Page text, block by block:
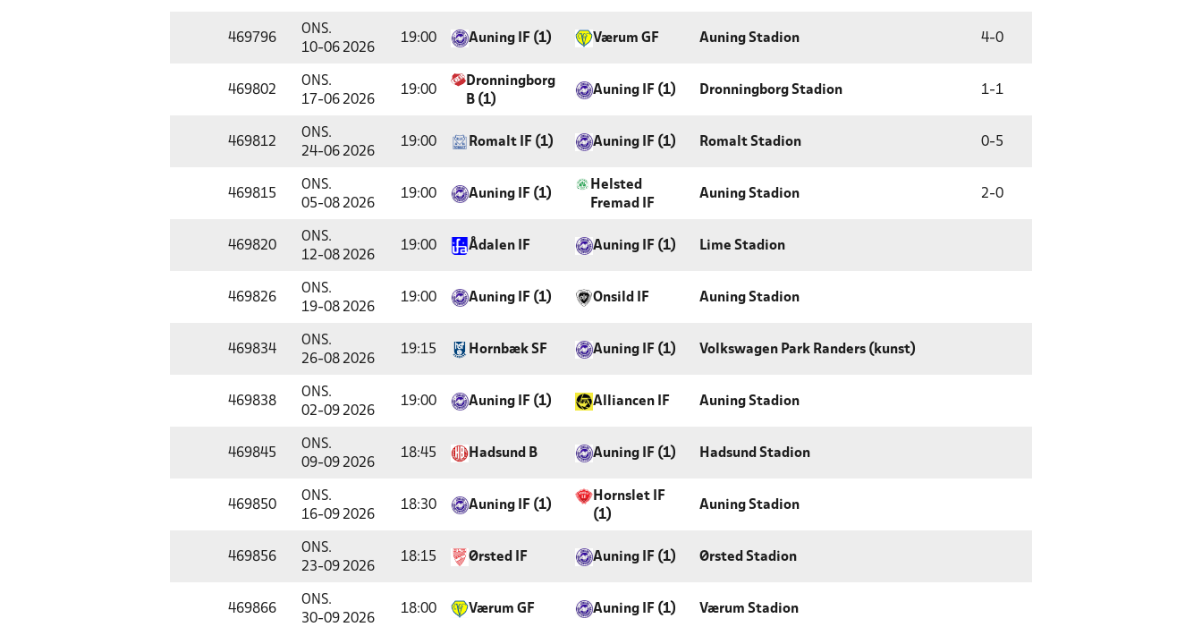
469796
ONS.
10-06 2026
19:00 Auning IF (1) Værum GF Auning Stadion 4-0
469802
ONS.
17-06 2026
19:00
Dronningborg
B (1)
Auning IF (1) Dronningborg Stadion 1-1
469812
ONS.
24-06 2026
19:00 Romalt IF (1) Auning IF (1) Romalt Stadion 0-5
469815
ONS.
05-08 2026
19:00 Auning IF (1)
Helsted
Fremad IF
Auning Stadion 2-0
469820
ONS.
12-08 2026
19:00 Ådalen IF Auning IF (1) Lime Stadion
469826
ONS.
19-08 2026
19:00 Auning IF (1) Onsild IF Auning Stadion
469834
ONS.
26-08 2026
19:15 Hornbæk SF Auning IF (1) Volkswagen Park Randers (kunst)
469838
ONS.
02-09 2026
19:00 Auning IF (1) Alliancen IF Auning Stadion
469845
ONS.
09-09 2026
18:45 Hadsund B Auning IF (1) Hadsund Stadion
469850
ONS.
16-09 2026
18:30 Auning IF (1)
Hornslet IF
(1)
Auning Stadion
469856
ONS.
23-09 2026
18:15 Ørsted IF Auning IF (1) Ørsted Stadion
469866
ONS.
30-09 2026
18:00 Værum GF Auning IF (1) Værum Stadion